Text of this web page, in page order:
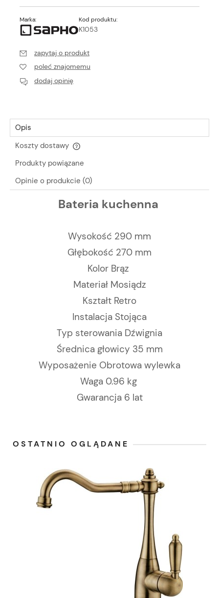
Marka: Kod produktu:
K1053
zapytaj o produkt
poleć znajomemu
dodaj opinię
Opis
Koszty dostawy
Cena nie zawiera ewentualnych kosztów płatności
Produkty powiązane
Opinie o produkcie (0)
Bateria kuchenna
Wysokość 290 mm
Głębokość 270 mm
Kolor Brąz
Materiał Mosiądz
Kształt Retro
Instalacja Stojąca
Typ sterowania Dźwignia
Średnica głowicy 35 mm
Wyposażenie Obrotowa wylewka
Waga 0.96 kg
Gwarancja 6 lat
OSTATNIO OGLĄDANE